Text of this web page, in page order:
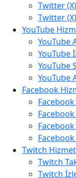
Twitter
Twitter
YouTube
YouTube
YouTube
YouTube
YouTube
Facebook
Facebook
Facebook
Twitch
Twitch
Twitch